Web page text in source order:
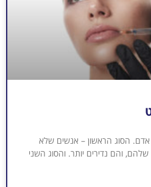
אדם. הסוג הראשון – אנשים שלא
והם נדירים יותר. והסוג השני